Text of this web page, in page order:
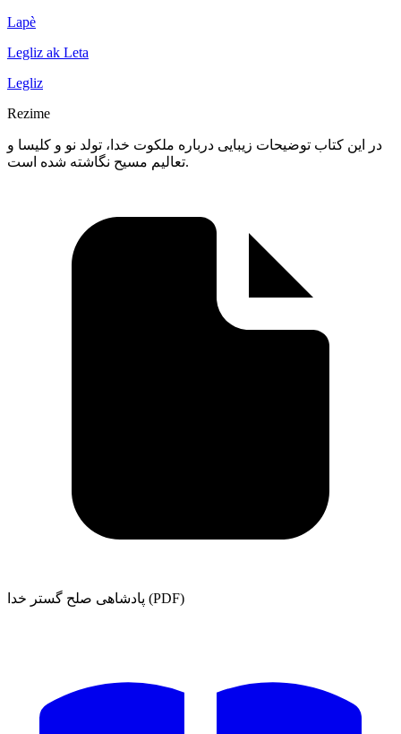
Lapè
Legliz ak Leta
Legliz
Rezime
در این کتاب توضیحات زیبایی درباره ملکوت خدا، تولد نو و کلیسا و
تعالیم مسیح نگاشته شده است.
پادشاهی صلح گستر خدا (PDF)